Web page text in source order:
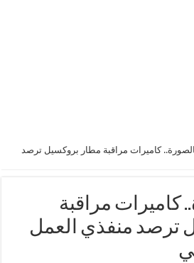
كاميرات مراقبة مطار بروكسيل ترصد
كاميرات مراقبة
ترصد منفذي العمل